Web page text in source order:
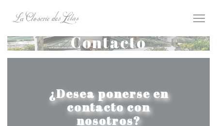
Contacto
¿Desea ponerse en
contacto con
nosotros?